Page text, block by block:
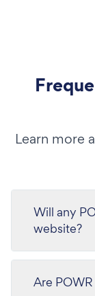
Learn more
Will any
website?
Are